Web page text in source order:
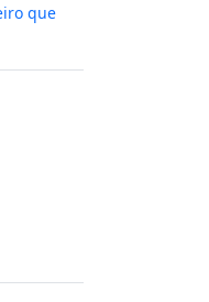
que